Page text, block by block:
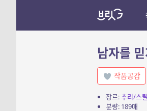
남자를
작품공감
장르:추리/스
분량: 189매